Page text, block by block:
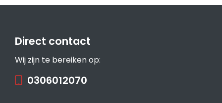
Direct contact
Wij zijn te bereiken op:
0306012070